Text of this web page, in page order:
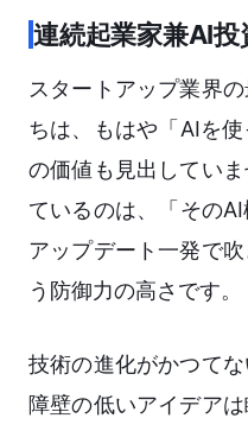
連続起業家兼AI
スタートアップ業界
ちは、もはや「AIを
の価値も見出してい
ているのは、「その
アップデート一発で
う防御力の高さです。
技術の進化がかつて
障壁の低いアイデア